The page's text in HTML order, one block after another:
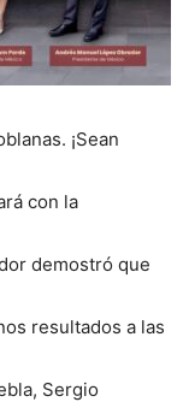
¡Sean
con la
demostró que
resultados a las
Sergio